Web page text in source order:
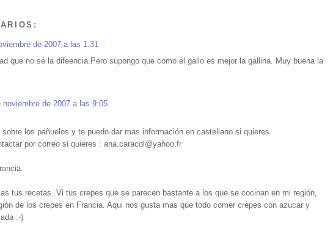
de 2007 a las 1:31
que no sé la difeencia.Pero supongo que como el gallo es mejor la gallina. Muy buena la
noviembre de 2007 a las 9:05
sobre los pañuelos y te puedo dar mas información en castellano si quieres.
por correo si quieres : ana.caracol@yahoo.fr
tus recetas. Vi tus crepes que se parecen bastante a los que se cocinan en mi región,
de los crepes en Francia. Aqui nos gusta mas que todo comer crepes con azucar y
:-)